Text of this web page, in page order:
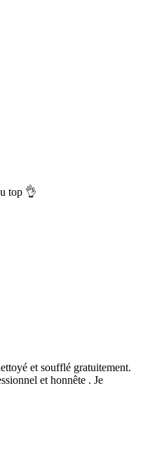
top 👌
et soufflé gratuitement.
et honnête . Je